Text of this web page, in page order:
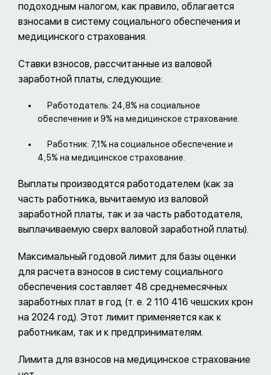
подоходным налогом, как правило, облагается
взносами в систему социального обеспечения и
медицинского страхования.
Ставки взносов, рассчитанные из валовой
заработной платы, следующие:
Работодатель: 24,8% на социальное
обеспечение и 9% на медицинское страхование.
Работник: 7,1% на социальное обеспечение и
4,5% на медицинское страхование.
Выплаты производятся работодателем (как за
часть работника, вычитаемую из валовой
заработной платы, так и за часть работодателя,
выплачиваемую сверх валовой заработной платы).
Максимальный годовой лимит для базы оценки
для расчета взносов в систему социального
обеспечения составляет 48 среднемесячных
заработных плат в год (т. е. 2 110 416 чешских крон
на 2024 год). Этот лимит применяется как к
работникам, так и к предпринимателям.
Лимита для взносов на медицинское страхование